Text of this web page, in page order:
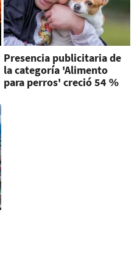
Presencia publicitaria de
la categoría 'Alimento
para perros' creció 54 %